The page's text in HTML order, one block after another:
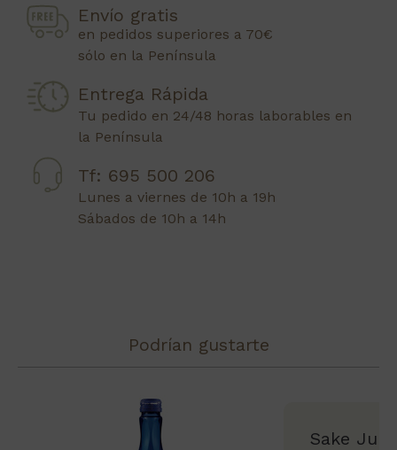
Envío gratis
en pedidos superiores a 70€
sólo en la Península
Entrega Rápida
Tu pedido en 24/48 horas laborables en
la Península
Tf: 695 500 206
Lunes a viernes de 10h a 19h
Sábados de 10h a 14h
Podrían gustarte
Sake